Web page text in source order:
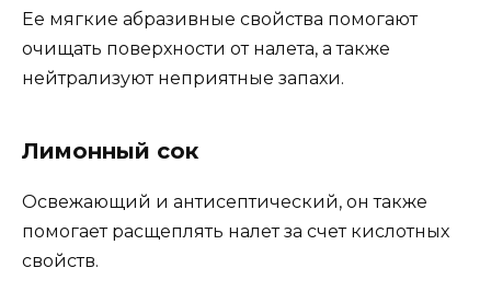
Ее мягкие абразивные свойства помогают
очищать поверхности от налета, а также
нейтрализуют неприятные запахи.
Лимонный сок
Освежающий и антисептический, он также
помогает расщеплять налет за счет кислотных
свойств.